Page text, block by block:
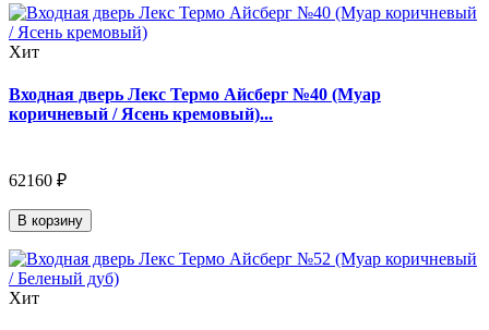
Хит
Входная дверь Лекс Термо Айсберг №40 (Муар
коричневый / Ясень кремовый)...
62160 ₽
В корзину
Хит